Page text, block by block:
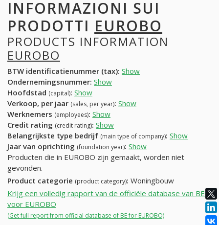
INFORMAZIONI SUI
PRODOTTI EUROBO
PRODUCTS INFORMATION
EUROBO
BTW identificatienummer (tax): Show
Ondernemingsnummer: Show
Hoofdstad (capital): Show
Verkoop, per jaar (sales, per year): Show
Werknemers (employees): Show
Credit rating (credit rating): Show
Belangrijkste type bedrijf (main type of company): Show
Jaar van oprichting (foundation year): Show
Producten die in EUROBO zijn gemaakt, worden niet
gevonden.
Product categorie (product category): Woningbouw
Krijg een volledig rapport van de officiële database van BE
voor EUROBO
(Get full report from official database of BE for EUROBO)